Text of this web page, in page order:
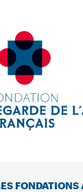
FONDATIONS